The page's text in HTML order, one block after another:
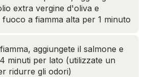
extra vergine d'oliva e
fuoco a fiamma alta per 1 minuto
aggiungete il salmone e
minuti per lato (utilizzate un
ridurre gli odori)